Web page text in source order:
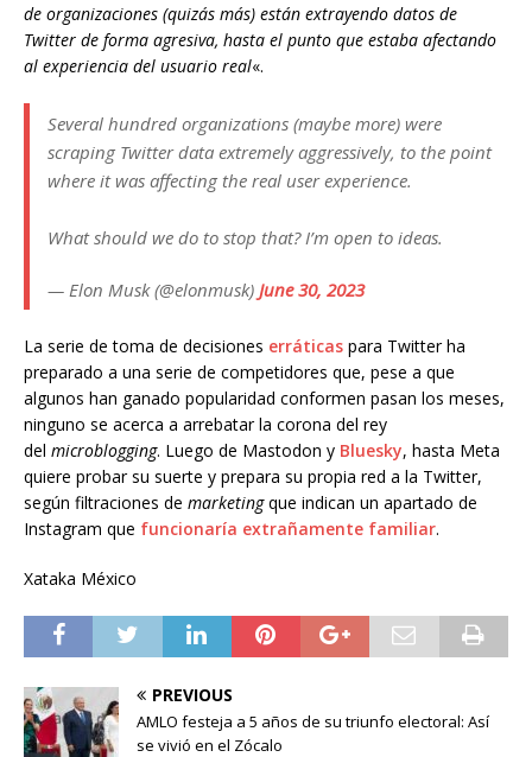
de organizaciones (quizás más) están extrayendo datos de
Twitter de forma agresiva, hasta el punto que estaba afectando
al experiencia del usuario real«.
Several hundred organizations (maybe more) were
scraping Twitter data extremely aggressively, to the point
where it was affecting the real user experience.
What should we do to stop that? I’m open to ideas.
— Elon Musk (@elonmusk) June 30, 2023
La serie de toma de decisiones erráticas para Twitter ha
preparado a una serie de competidores que, pese a que
algunos han ganado popularidad conformen pasan los meses,
ninguno se acerca a arrebatar la corona del rey
del microblogging. Luego de Mastodon y Bluesky, hasta Meta
quiere probar su suerte y prepara su propia red a la Twitter,
según filtraciones de marketingque indican un apartado de
Instagram que funcionaría extrañamente familiar.
Xataka México
PREVIOUS
AMLO festeja a 5 años de su triunfo electoral: Así
se vivió en el Zócalo